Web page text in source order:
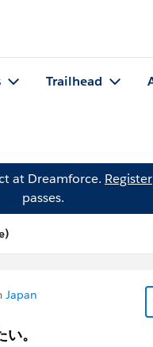
Trailhead
at Dreamforce. Register
passes.
Japan
。